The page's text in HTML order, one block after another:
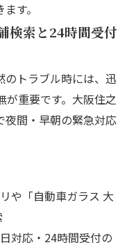
す。
検索と24時間受付
のトラブル時には、迅
が重要です。大阪住之
夜間・早朝の緊急対応
や「自動車ガラス 大
対応・24時間受付の